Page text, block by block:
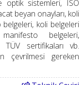
optik sistemleri, ISO
beyan onayları, koli
belgeleri, koli belgeleri
belgeleri,
sertifikaları vb.
çevrilmesi gereken